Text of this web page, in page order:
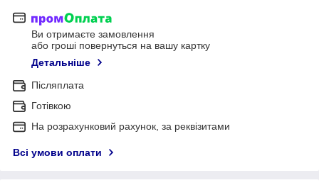
Ви отримаєте замовлення
або гроші повернуться на вашу картку
Детальніше
Післяплата
Готівкою
На розрахунковий рахунок, за реквізитами
Всі умови оплати